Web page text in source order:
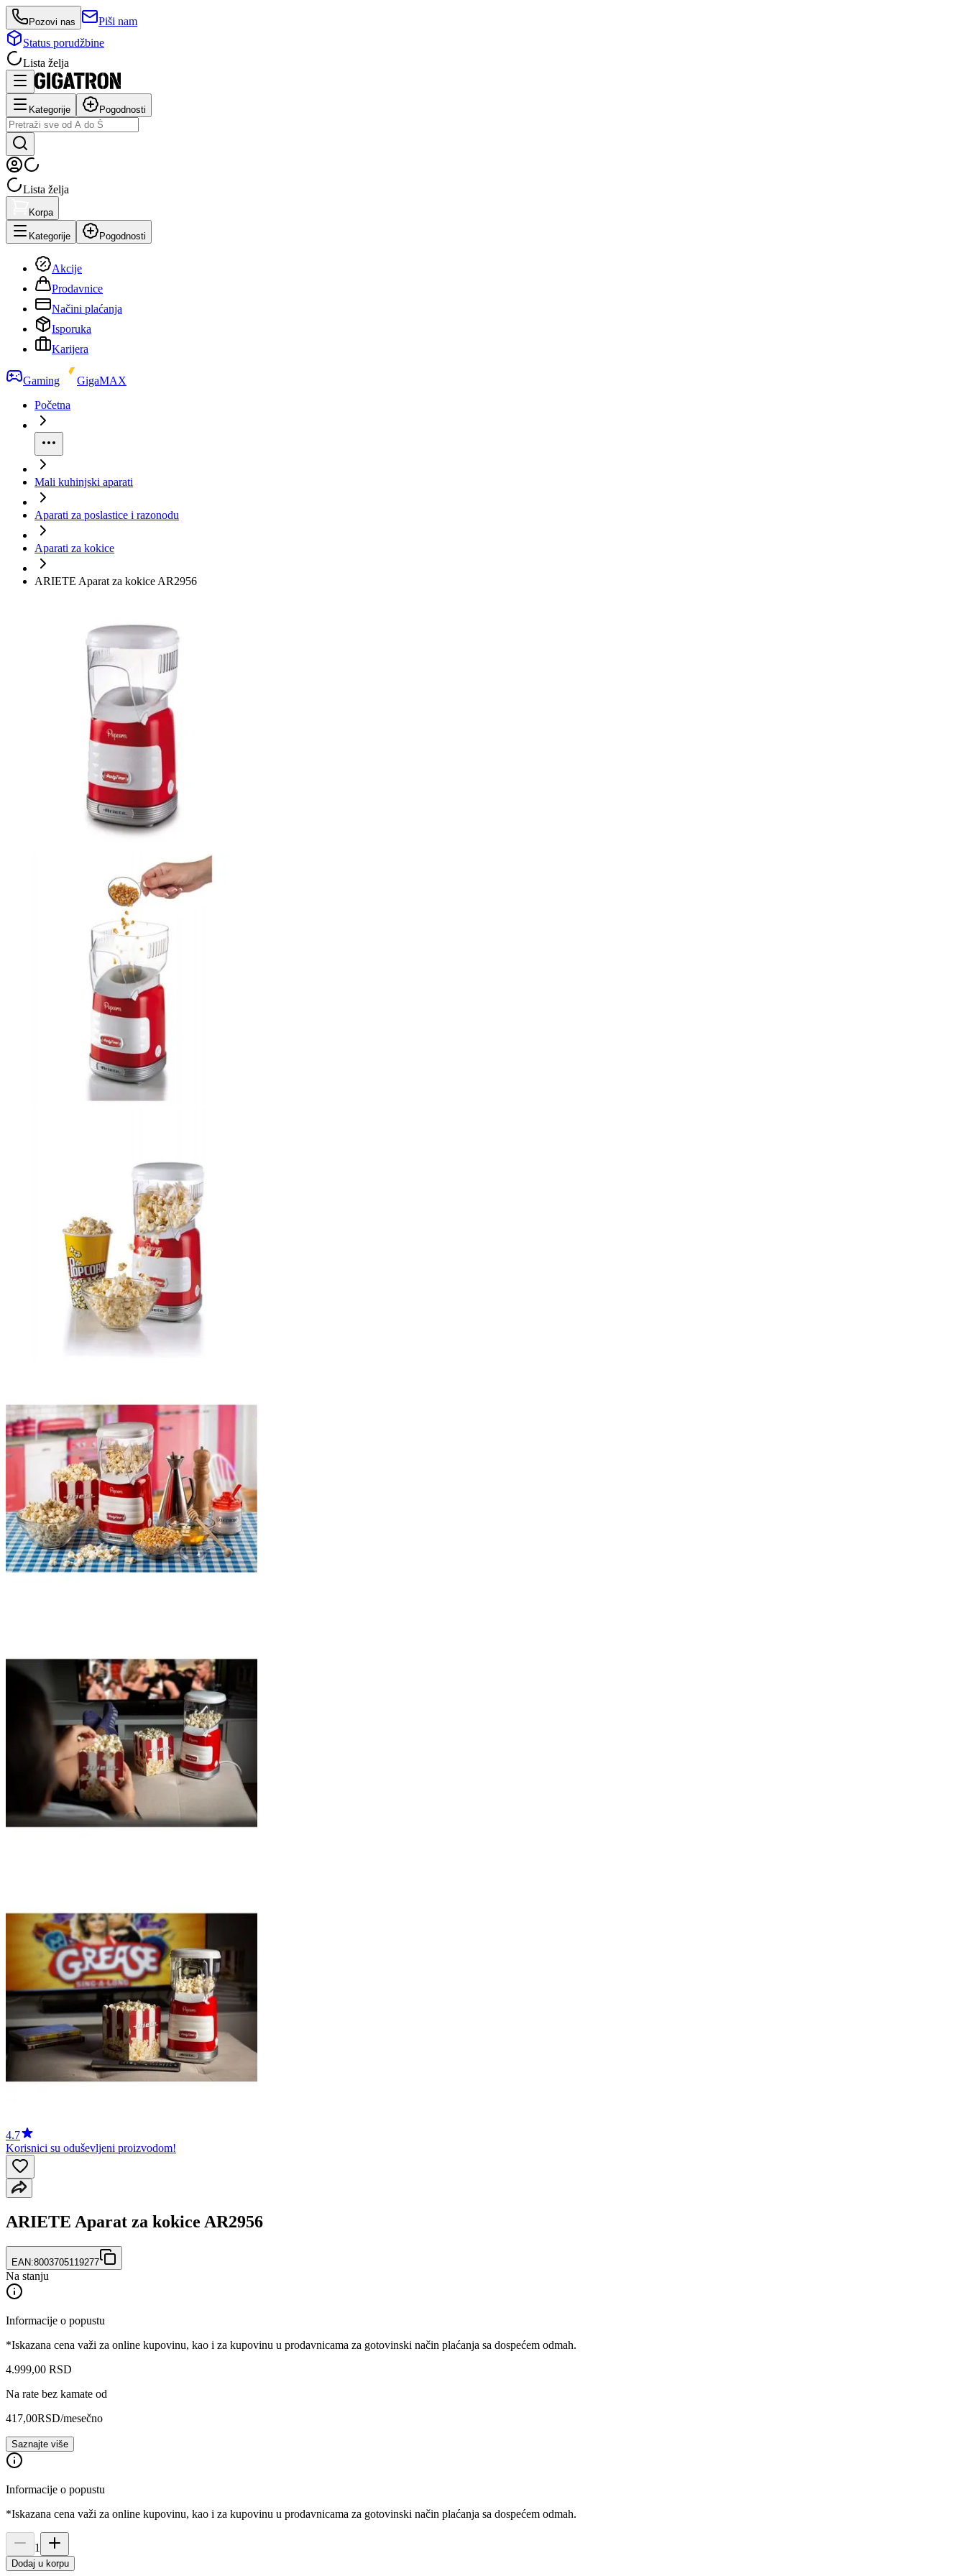
Pozovi nas
Piši nam
Status porudžbine
Lista želja
Kategorije Pogodnosti
Lista želja
Korpa
Kategorije Pogodnosti
Akcije
Prodavnice
Načini plaćanja
Isporuka
Karijera
Gaming
GigaMAX
Početna
Mali kuhinjski aparati
Aparati za poslastice i razonodu
Aparati za kokice
ARIETE Aparat za kokice AR2956
4.7
Korisnici su oduševljeni proizvodom!
ARIETE Aparat za kokice AR2956
EAN:8003705119277
Na stanju
Informacije o popustu
*Iskazana cena važi za online kupovinu, kao i za kupovinu u prodavnicama za gotovinski način plaćanja sa dospećem odmah.
4.999,00 RSD
Na rate bez kamate od
417,00RSD/mesečno
Saznajte više
Informacije o popustu
*Iskazana cena važi za online kupovinu, kao i za kupovinu u prodavnicama za gotovinski način plaćanja sa dospećem odmah.
1
Dodaj u korpu